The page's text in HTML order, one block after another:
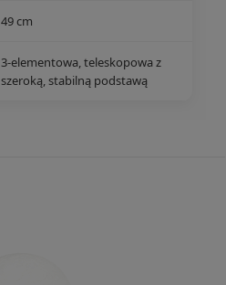
49 cm
3-elementowa, teleskopowa z
szeroką, stabilną podstawą